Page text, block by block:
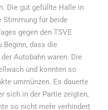
Die gut gefüllte Halle in
Stimmung für beide
gegen den TSVE
Beginn, dass die
Autobahn waren. Die
und konnten so
ummünzen. Es dauerte
sich in der Partie zeigten,
so nicht mehr verhindert